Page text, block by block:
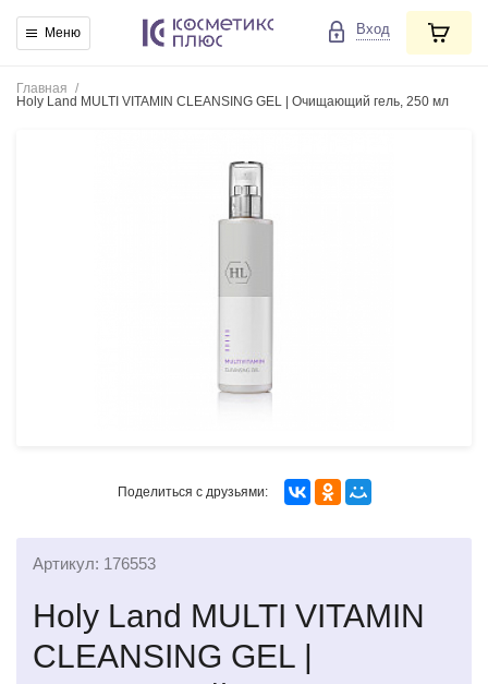
Меню Вход
Главная /
Holy Land MULTI VITAMIN CLEANSING GEL | Очищающий гель, 250 мл
Поделиться с друзьями:
Артикул: 176553
Holy Land MULTI VITAMIN
CLEANSING GEL |